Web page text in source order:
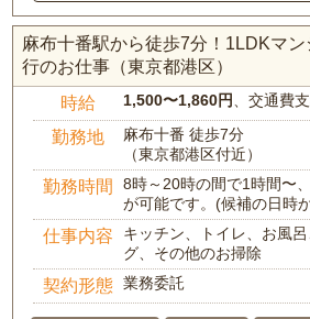
麻布十番駅から徒歩7分！1LDKマ
行のお仕事（東京都港区）
時給 1,500〜1,860円、交通費
勤務地
麻布十番 徒歩7分
（東京都港区付近）
勤務時間
8時～20時の間で1時間〜
が可能です。(候補の日時
仕事内容
キッチン、トイレ、お風
グ、その他のお掃除
契約形態 業務委託